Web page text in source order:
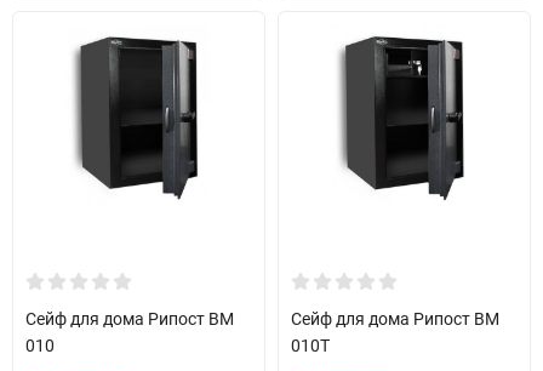
Сейф для дома Рипост BM
010
Сейф для дома Рипост BM
010T